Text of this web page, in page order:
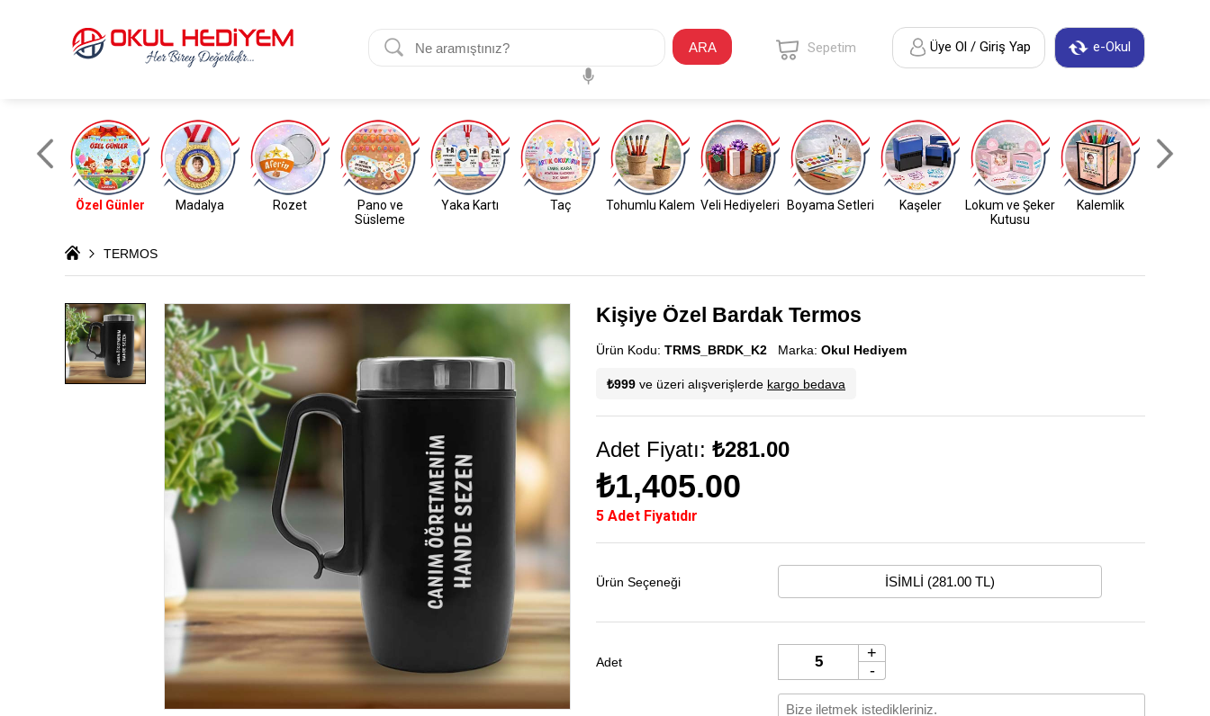
ARA e-Okul
Üye Ol / Giriş Yap
Sepetim
Özel Günler Madalya Rozet
Pano ve
Süsleme
Yaka Kartı Taç Tohumlu Kalem Veli Hediyeleri Boyama Setleri Kaşeler
Lokum ve Şeker
Kutusu
Kalemlik
TERMOS
Kişiye Özel Bardak Termos
Ürün Kodu: TRMS_BRDK_K2 Marka: Okul Hediyem
₺999 ve üzeri alışverişlerde kargo bedava
Adet Fiyatı: ₺281.00
₺1,405.00
5 Adet Fiyatıdır
Ürün Seçeneği İSİMLİ (281.00 TL)
Adet
+
-